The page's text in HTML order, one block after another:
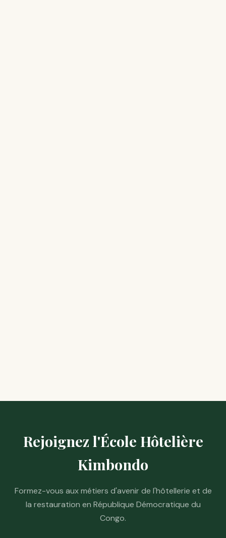
Rejoignez l'École Hôtelière
Kimbondo
Formez-vous aux métiers d'avenir de l'hôtellerie et de
la restauration en République Démocratique du
Congo.